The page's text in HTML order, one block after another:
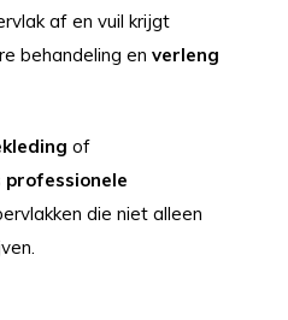
af en vuil krijgt
behandeling en verleng
of
professionele
die niet alleen